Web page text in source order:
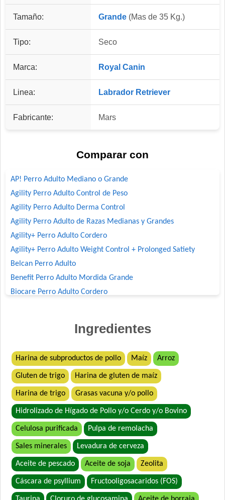
Tamaño: Grande (Mas de 35 Kg.)
Tipo: Seco
Marca: Royal Canin
Linea: Labrador Retriever
Fabricante: Mars
Comparar con
AP! Perro Adulto Mediano o Grande
Agility Perro Adulto Control de Peso
Agility Perro Adulto Derma Control
Agility Perro Adulto de Razas Medianas y Grandes
Agility+ Perro Adulto Cordero
Agility+ Perro Adulto Weight Control + Prolonged Satiety
Belcan Perro Adulto
Benefit Perro Adulto Mordida Grande
Biocare Perro Adulto Cordero
Bonelo Perro Adulto de Razas Medianas y Grandes
Brio Perro Adulto
Cacique Nahuel Perro Adulto
Can Active Perro Adulto Mordida Grande
Capitán Perro Adulto
Cari Amici Perro Adulto Carne, Pollo y Vegetales
Cari Amici Perro Sabor Carnes Argentinas
Company Perro Adulto
Crianza Perro Adulto
Dar Win Perro Adulto
Deleita Criadores
Ingredientes
Harina de subproductos de pollo Maíz Arroz
Gluten de trigo Harina de gluten de maíz
Harina de trigo Grasas vacuna y/o pollo
Hidrolizado de Hígado de Pollo y/o Cerdo y/o Bovino
Celulosa purificada Pulpa de remolacha
Sales minerales Levadura de cerveza
Aceite de pescado Aceite de soja Zeolita
Cáscara de psyllium Fructooligosacaridos (FOS)